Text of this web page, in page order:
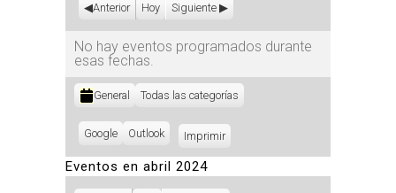
Anterior Hoy Siguiente
No hay eventos programados durante
esas fechas.
Categorías
General Todas las categorías
Subscribe
Google
Subscribe
Outlook ImprimirVistas
Eventos en abril 2024